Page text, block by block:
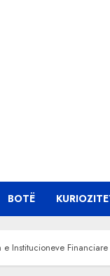
BOTË
e Institucioneve